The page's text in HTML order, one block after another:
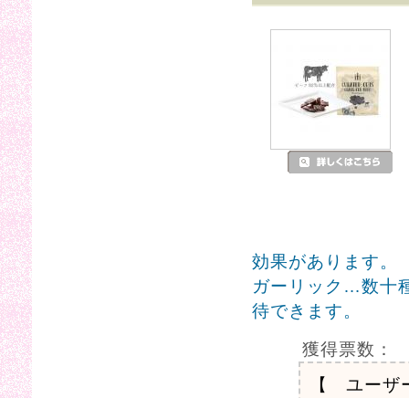
効果があります。
ガーリック…数十
待できます。
獲得票数：
【 ユーザ